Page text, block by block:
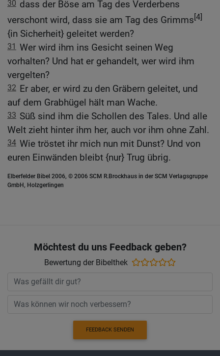
30 dass der Böse am Tag des Verderbens
verschont wird, dass sie am Tag des Grimms[4]
{in Sicherheit} geleitet werden?
31 Wer wird ihm ins Gesicht seinen Weg
vorhalten? Und hat er gehandelt, wer wird ihm
vergelten?
32 Er aber, er wird zu den Gräbern geleitet, und
auf dem Grabhügel hält man Wache.
33 Süß sind ihm die Schollen des Tales. Und alle
Welt zieht hinter ihm her, auch vor ihm ohne Zahl.
34 Wie tröstet ihr mich nun mit Dunst? Und von
euren Einwänden bleibt {nur} Trug übrig.
Elberfelder Bibel 2006, © 2006 SCM R.Brockhaus in der SCM Verlagsgruppe
GmbH, Holzgerlingen
Möchtest du uns Feedback geben?
Bewertung der Bibelthek
FEEDBACK SENDEN